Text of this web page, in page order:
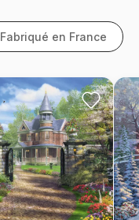
Fabriqué en France